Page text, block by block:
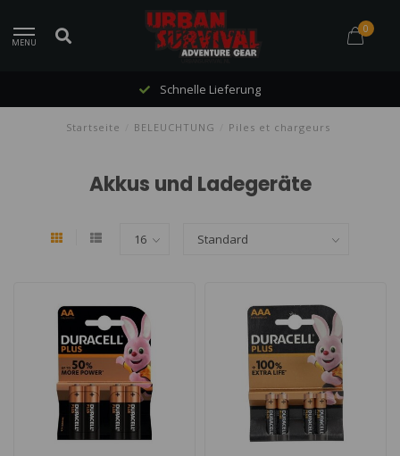
MENU
0
Schnelle Lieferung
Startseite BELEUCHTUNG Piles et chargeurs
Akkus und Ladegeräte